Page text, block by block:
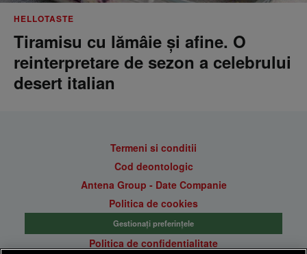
HELLOTASTE
Tiramisu cu lămâie și afine. O
reinterpretare de sezon a celebrului
desert italian
Termeni si conditii
Cod deontologic
Antena Group - Date Companie
Politica de cookies
Gestionați preferințele
Politica de confidentialitate